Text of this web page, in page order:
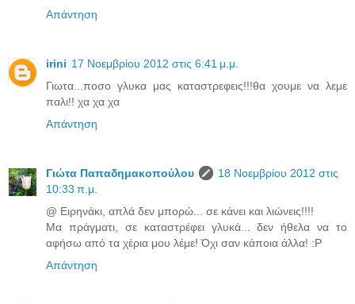
Απάντηση
irini 17 Νοεμβρίου 2012 στις 6:41 μ.μ.
Γιωτα...ποσο γλυκα μας καταστρεφεις!!!θα χουμε να λεμε
παλι!! χα χα χα
Απάντηση
Γιώτα Παπαδημακοπούλου
18 Νοεμβρίου 2012 στις
10:33 π.μ.
@ Ειρηνάκι, απλά δεν μπορώ... σε κάνει και λιώνεις!!!!
Μα πράγματι, σε καταστρέφει γλυκά... δεν ήθελα να το
αφήσω από τα χέρια μου λέμε! Όχι σαν κάποια άλλα! :P
Απάντηση